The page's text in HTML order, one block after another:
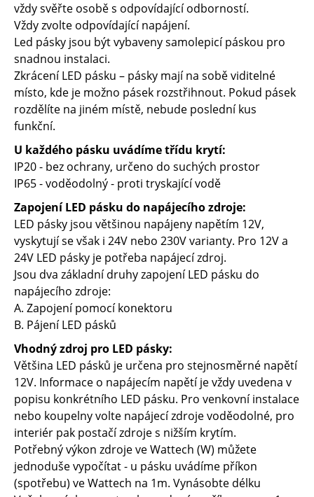
vždy svěřte osobě s odpovídající odborností.
Vždy zvolte odpovídající napájení.
Led pásky jsou být vybaveny samolepicí páskou pro
snadnou instalaci.
Zkrácení LED pásku – pásky mají na sobě viditelné
místo, kde je možno pásek rozstřihnout. Pokud pásek
rozdělíte na jiném místě, nebude poslední kus
funkční.
U každého pásku uvádíme třídu krytí:
IP20 - bez ochrany, určeno do suchých prostor
IP65 - voděodolný - proti tryskající vodě
Zapojení LED pásku do napájecího zdroje:
LED pásky jsou většinou napájeny napětím 12V,
vyskytují se však i 24V nebo 230V varianty. Pro 12V a
24V LED pásky je potřeba napájecí zdroj.
Jsou dva základní druhy zapojení LED pásku do
napájecího zdroje:
A. Zapojení pomocí konektoru
B. Pájení LED pásků
Vhodný zdroj pro LED pásky:
Většina LED pásků je určena pro stejnosměrné napětí
12V. Informace o napájecím napětí je vždy uvedena v
popisu konkrétního LED pásku. Pro venkovní instalace
nebo koupelny volte napájecí zdroje voděodolné, pro
interiér pak postačí zdroje s nižším krytím.
Potřebný výkon zdroje ve Wattech (W) můžete
jednoduše vypočítat - u pásku uvádíme příkon
(spotřebu) ve Wattech na 1m. Vynásobte délku